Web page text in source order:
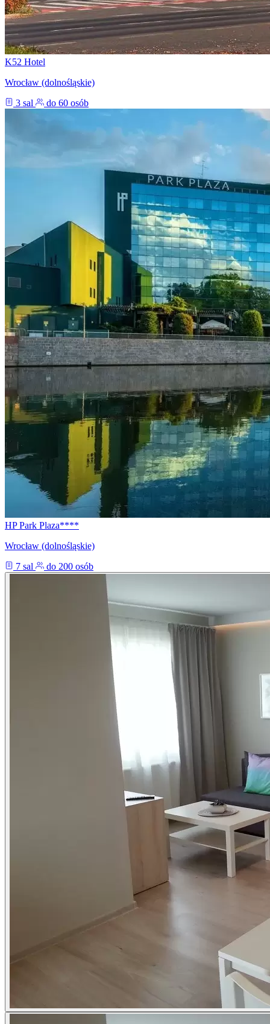
K52 Hotel
Wrocław (dolnośląskie)
3 sal
do 60 osób
HP Park Plaza****
Wrocław (dolnośląskie)
7 sal
do 200 osób